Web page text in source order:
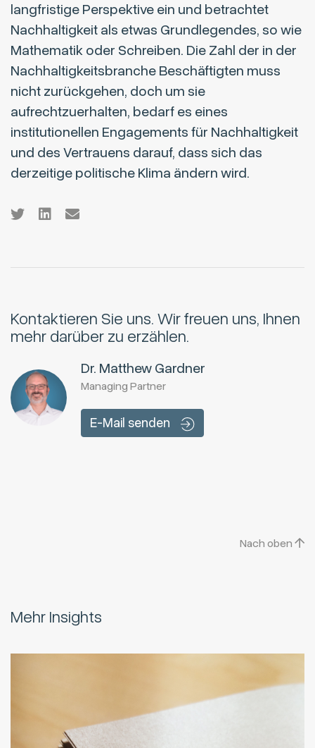
langfristige Perspektive ein und betrachtet
Nachhaltigkeit als etwas Grundlegendes, so wie
Mathematik oder Schreiben. Die Zahl der in der
Nachhaltigkeitsbranche Beschäftigten muss
nicht zurückgehen, doch um sie
aufrechtzuerhalten, bedarf es eines
institutionellen Engagements für Nachhaltigkeit
und des Vertrauens darauf, dass sich das
derzeitige politische Klima ändern wird.
Kontaktieren Sie uns.Wir freuen uns, Ihnen
mehr darüber zu erzählen.
Dr. Matthew Gardner
Managing Partner
E-Mail senden
Nach oben
Mehr Insights